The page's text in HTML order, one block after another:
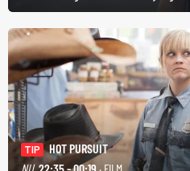
onderzoeken van diens dood een
met een oude zaak.
TIP
HOT PURSUIT